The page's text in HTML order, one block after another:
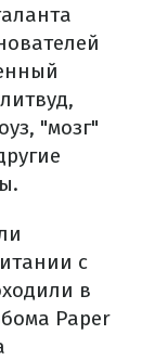
"мозг"
с
в
Paper